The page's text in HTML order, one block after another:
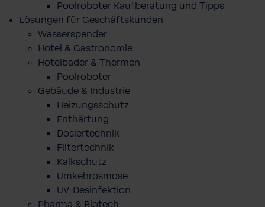
Poolroboter Kaufberatung und Tipps
Lösungen für Geschäftskunden
Wasserspender
Hotel & Gastronomie
Hotelbäder & Thermen
Poolroboter
Gebäude & Industrie
Heizungsschutz
Enthärtung
Dosiertechnik
Filtertechnik
Kalkschutz
Umkehrosmose
UV-Desinfektion
Pharma & Biotech